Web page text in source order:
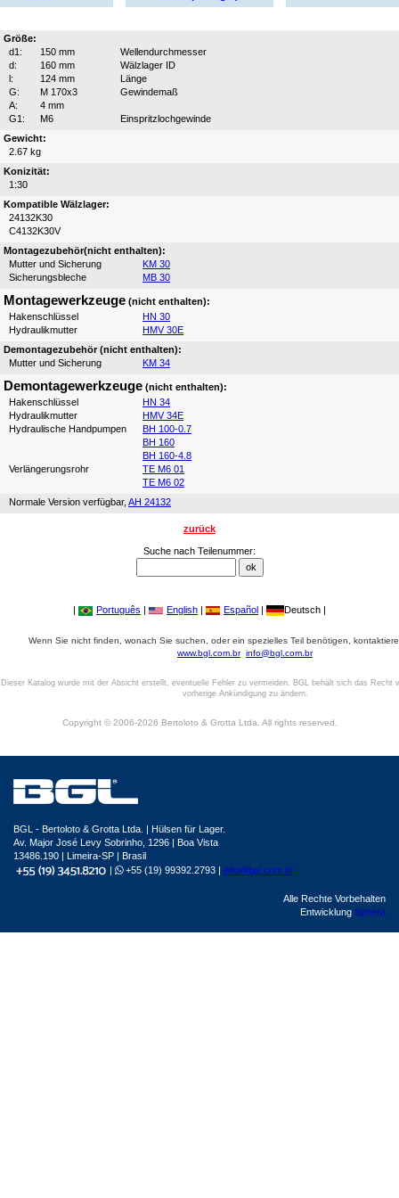
Größe:
d1:
150 mm
Wellendurchmesser
d:
160 mm
Wälzlager ID
l:
124 mm
Länge
G:
M 170x3
Gewindemaß
A:
4 mm
G1:
M6
Einspritzlochgewinde
Gewicht:
2.67 kg
Konizität:
1:30
Kompatible Wälzlager:
24132K30
C4132K30V
Montagezubehör(nicht enthalten):
Mutter und Sicherung
KM 30
Sicherungsbleche
MB 30
Montagewerkzeuge (nicht enthalten):
Hakenschlüssel
HN 30
Hydraulikmutter
HMV 30E
Demontagezubehör (nicht enthalten):
Mutter und Sicherung
KM 34
Demontagewerkzeuge (nicht enthalten):
Hakenschlüssel
HN 34
Hydraulikmutter
HMV 34E
Hydraulische Handpumpen
BH 100-0.7
BH 160
BH 160-4.8
Verlängerungsrohr
TE M6 01
TE M6 02
Normale Version verfügbar, AH 24132
zurück
Suche nach Teilenummer:
| Português | English | Español | Deutsch |
Wenn Sie nicht finden, wonach Sie suchen, oder ein spezielles Teil benötigen,
www.bgl.com.br info@bgl.com.br
Dieser Katalog wurde mit der Absicht erstellt, eventuelle Fehler zu vermeiden. BGL behält sich das Recht
vorherige Ankündigung zu ändern.
Copyright © 2006-2026 Bertoloto & Grotta Ltda. All rights reserved.
BGL - Bertoloto & Grotta Ltda. | Hülsen für Lager.
Av. Major José Levy Sobrinho, 1296 | Boa Vista
13486.190 | Limeira-SP | Brasil
|
+55 (19) 99392.2793 | info@bgl.com.br
Alle Rechte Vorbehalten
Entwicklung Sphera